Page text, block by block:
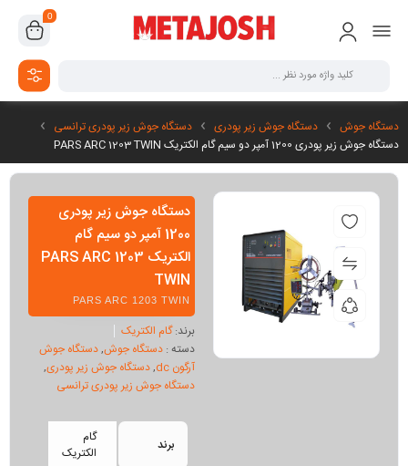
0
دستگاه جوش دستگاه جوش زیر پودری
دستگاه جوش زیر پودری ترانسی
دستگاه جوش زیر پودری 1200 آمپر دو سیم گام الکتریک PARS ARC 1203 TWIN
دستگاه جوش زیر پودری
1200 آمپر دو سیم گام
الکتریک PARS ARC 1203
TWIN
PARS ARC 1203 TWIN
برند:گام الکتریک
دسته : دستگاه جوش,دستگاه جوش
آرگون dc
,دستگاه جوش زیر پودری,
دستگاه جوش زیر پودری ترانسی
برند
گام
الکتریک